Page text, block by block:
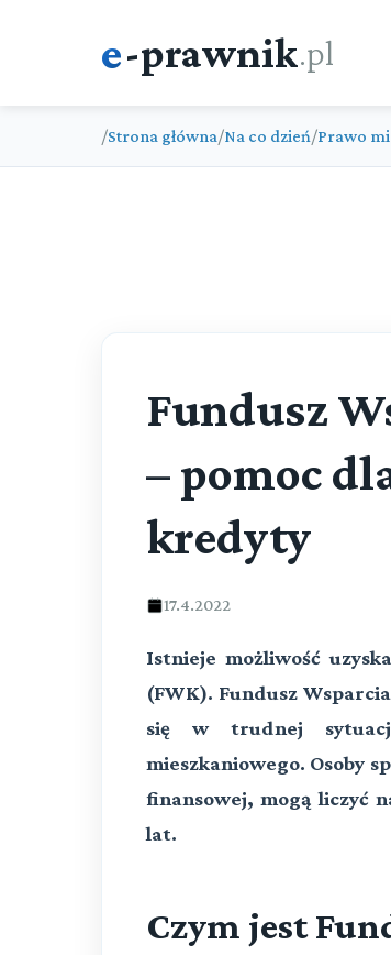
e-prawnik.pl
/Strona główna/Na co dzień/Prawo
Fundusz
– pomoc
kredyty
17.4.2022
Istnieje możliwość
(FWK). Fundusz
się w trudnej
mieszkaniowego. Osoby
finansowej, mogą liczyć
lat.
Czym jest